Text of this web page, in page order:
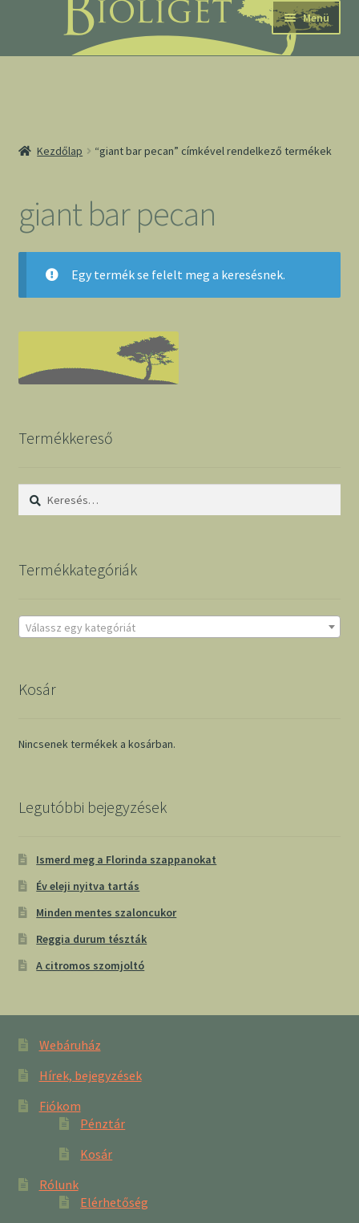
navigációhoz
tartalomba
Menü
Kezdőlap “giant bar pecan” címkével rendelkező termékek
giant bar pecan
Egy termék se felelt meg a keresésnek.
Termékkereső
Keresés:
Termékkategóriák
Válassz egy kategóriát
Kosár
Nincsenek termékek a kosárban.
Legutóbbi bejegyzések
Ismerd meg a Florinda szappanokat
Év eleji nyitva tartás
Minden mentes szaloncukor
Reggia durum tészták
A citromos szomjoltó
Webáruház
Hírek, bejegyzések
Fiókom
Pénztár
Kosár
Rólunk
Elérhetőség